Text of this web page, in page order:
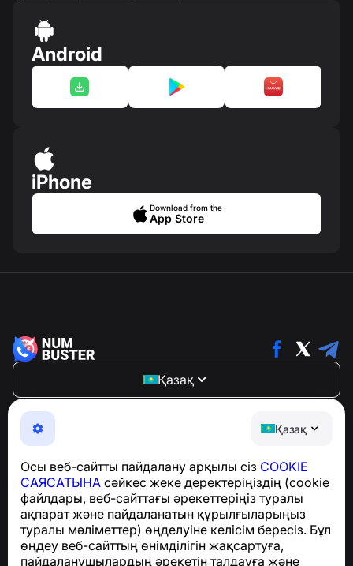
Қазақ
Осы веб-сайтты пайдалану арқылы сіз COOKIE
САЯСАТЫНА сәйкес жеке деректеріңіздің (cookie
файлдары, веб-сайттағы әрекеттеріңіз туралы
ақпарат және пайдаланатын құрылғыларыңыз
туралы мәліметтер) өңделуіне келісім бересіз. Бұл
өңдеу веб-сайттың өнімділігін жақсартуға,
пайдаланушылардың әрекетін талдауға және
Android
iPhone
Download from the
App Store
Қазақ
NumBuster © 2013—2026 ·
Телефон алаяқтарынан, спамнан және қажетсіз
хабарламалардан қорғайтын ыңғайлы қолданба
үшін: support@numbuster.com
Анықтама орталығы
Жаңалықтар мен
мақалалар